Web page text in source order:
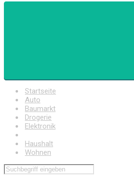
Startseite
Auto
Baumarkt
Drogerie
Elektronik
Haushalt
Wohnen